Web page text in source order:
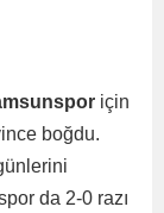
için
boğdu.
da 2-0 razı